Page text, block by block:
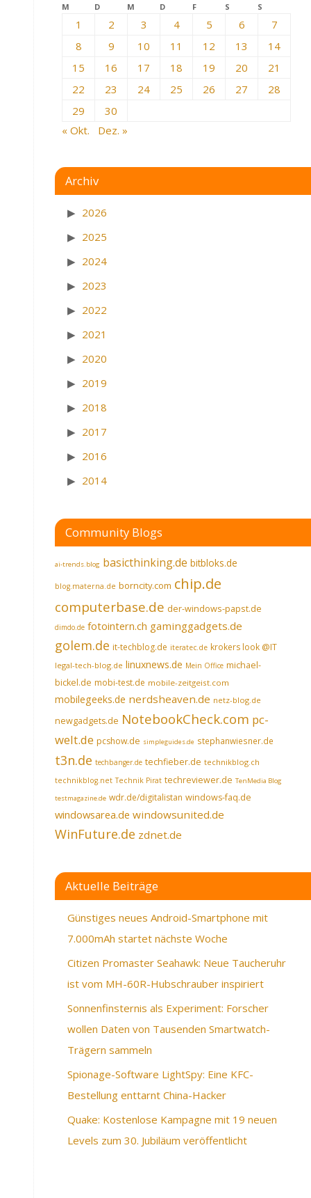
M D M D F S S
1 2 3 4 5 6
7
8
9 10 11 12 13
14
15
16 17 18 19 20
21
22
23 24 25 26 27
28
29
30
« Okt.
Dez. »
Archiv
2026
2025
2024
2023
2022
2021
2020
2019
2018
2017
2016
2014
Community Blogs
ai-trends.blog basicthinking.de bitbloks.de
blog.materna.de borncity.com chip.de
computerbase.de der-windows-papst.de
dimdo.de fotointern.ch gaminggadgets.de
golem.de it-techblog.de iteratec.de krokers look @IT
legal-tech-blog.de linuxnews.de Mein Office michael-
bickel.de mobi-test.de mobile-zeitgeist.com
mobilegeeks.de nerdsheaven.de netz-blog.de
newgadgets.de NotebookCheck.com pc-
welt.de pcshow.de simpleguides.de stephanwiesner.de
t3n.de techbanger.de techfieber.de technikblog.ch
technikblog.net Technik Pirat techreviewer.de TenMedia Blog
testmagazine.de wdr.de/digitalistan windows-faq.de
windowsarea.de windowsunited.de
WinFuture.de zdnet.de
Aktuelle Beiträge
Günstiges neues Android-Smartphone mit
7.000mAh startet nächste Woche
Citizen Promaster Seahawk: Neue Taucheruhr
ist vom MH-60R-Hubschrauber inspiriert
Sonnenfinsternis als Experiment: Forscher
wollen Daten von Tausenden Smartwatch-
Trägern sammeln
Spionage-Software LightSpy: Eine KFC-
Bestellung enttarnt China-Hacker
Quake: Kostenlose Kampagne mit 19 neuen
Levels zum 30. Jubiläum veröffentlicht